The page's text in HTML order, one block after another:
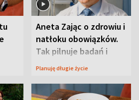
Aneta Zając o zdrowiu i
natłoku obowiązków.
Tak pilnuje badań i
wizyt
Planuję długie życie